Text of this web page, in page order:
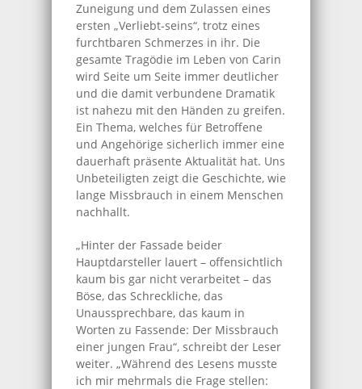
Zuneigung und dem Zulassen eines
ersten „Verliebt-seins“, trotz eines
furchtbaren Schmerzes in ihr. Die
gesamte Tragödie im Leben von Carin
wird Seite um Seite immer deutlicher
und die damit verbundene Dramatik
ist nahezu mit den Händen zu greifen.
Ein Thema, welches für Betroffene
und Angehörige sicherlich immer eine
dauerhaft präsente Aktualität hat. Uns
Unbeteiligten zeigt die Geschichte, wie
lange Missbrauch in einem Menschen
nachhallt.
„Hinter der Fassade beider
Hauptdarsteller lauert – offensichtlich
kaum bis gar nicht verarbeitet – das
Böse, das Schreckliche, das
Unaussprechbare, das kaum in
Worten zu Fassende: Der Missbrauch
einer jungen Frau“, schreibt der Leser
weiter. „Während des Lesens musste
ich mir mehrmals die Frage stellen: